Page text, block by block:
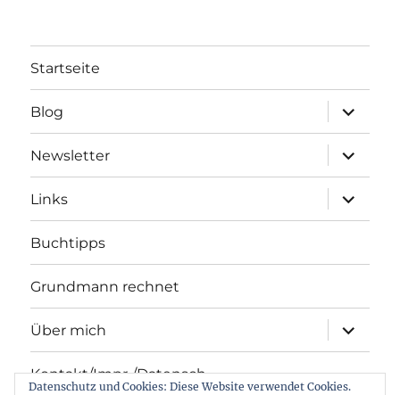
Startseite
Blog
öffnen
Newsletter
öffnen
Links
öffnen
Buchtipps
Grundmann rechnet
Über mich
öffnen
Kontakt/Impr./Datensch.
Datenschutz und Cookies: Diese Website verwendet Cookies.